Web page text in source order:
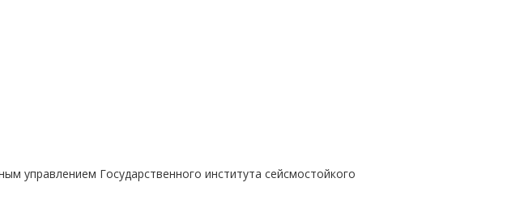
управлением Государственного института сейсмостойкого